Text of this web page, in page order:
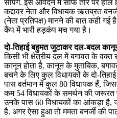
सौंपेंगे. इस आवेदन में साफ तौर पर हाल
कद्दावर नेता और विधायक ऋतब्रत
(नेता प्रतिपक्ष) मानने की बात कही
कैंप में भारी हड़कंप मच गया है।
दो-तिहाई बहुमत जुटाकर दल-बदल
किसी भी क्षेत्रीय दल में बगावत के वक्त
कानून होता है. कानून के मुताबिक,
बचने के लिए कुल विधायकों के दो-
पास वर्तमान में कुल 80 विधायक हैं,
कम 54 विधायकों के समर्थन की जरूरत
उनके पास 60 विधायकों का आंकड़ा है,
है. अगर ऐसा हुआ तो ममता बनर्जी की